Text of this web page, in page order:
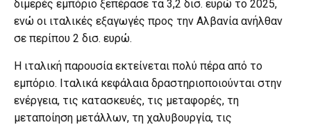
διμερές εμπόριο ξεπέρασε τα 3,2 δισ. ευρώ το 2025,
ενώ οι ιταλικές εξαγωγές προς την Αλβανία ανήλθαν
σε περίπου 2 δισ. ευρώ.
Η ιταλική παρουσία εκτείνεται πολύ πέρα από το
εμπόριο. Ιταλικά κεφάλαια δραστηριοποιούνται στην
ενέργεια, τις κατασκευές, τις μεταφορές, τη
μεταποίηση μετάλλων, τη χαλυβουργία, τις